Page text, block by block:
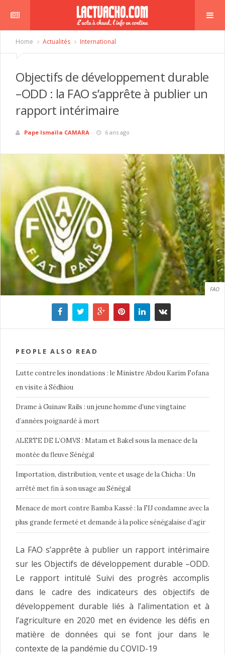
Home Actualités International
Objectifs de développement durable
–ODD : la FAO s’apprête à publier un
rapport intérimaire
Pape Ismaïla CAMARA 6 ans ago
FAO
PEOPLE ALSO READ
Lutte contre les inondations : le Ministre Abdou Karim Fofana
en visite à Sédhiou
Drame à Guinaw Rails : un jeune homme d’une vingtaine
d’années poignardé à mort
ALERTE DE L’OMVS : Matam et Bakel sous la menace de la
montée du fleuve Sénégal
Importation, distribution, vente et usage de la Chicha : Un
arrêté met fin à son usage au Sénégal
Menace de mort contre Bamba Kassé : la FIJ condamne avec la
plus grande fermeté et demande à la police sénégalaise d’agir
La FAO s’apprête à publier un rapport intérimaire
sur les Objectifs de développement durable –ODD.
Le rapport intitulé Suivi des progrès accomplis
dans le cadre des indicateurs des objectifs de
développement durable liés à l’alimentation et à
l’agriculture en 2020 met en évidence les défis en
matière de données qui se font jour dans le
contexte de la pandémie du COVID-19